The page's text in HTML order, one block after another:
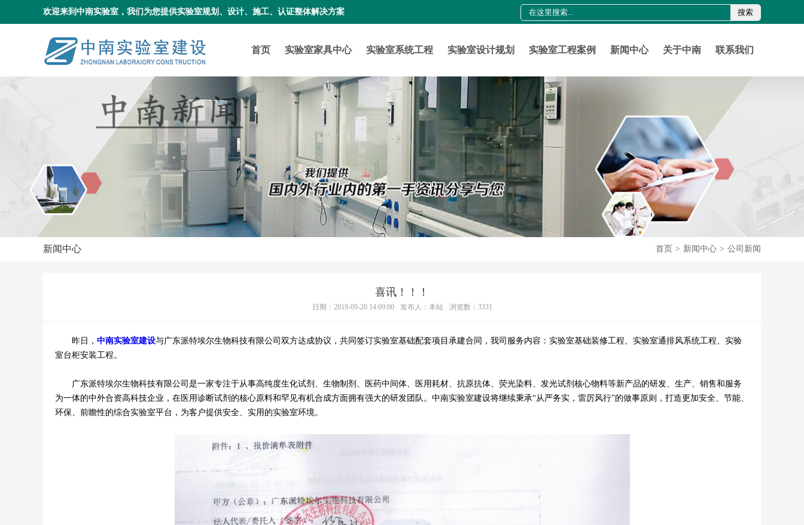
欢迎来到中南实验室，我们为您提供实验室规划、设计、施工、认证整体解决方案 搜索
首页 实验室家具中心 实验室系统工程 实验室设计规划 实验室工程案例 新闻中心 关于中南 联系我们
新闻中心 首页 > 新闻中心 > 公司新闻
喜讯！！！
日期：2019-09-20 14:09:00 发布人：本站 浏览数：3331
昨日， 中南实验室建设与广东派特埃尔生物科技有限公司双方达成协议，共同签订实验室基础配套项目承建合同，我司服务内容：实验室基础装修工程、实验室通排风系统工程、实验
室台柜安装工程。
广东派特埃尔生物科技有限公司是一家专注于从事高纯度生化试剂、生物制剂、医药中间体、医用耗材、抗原抗体、荧光染料、发光试剂核心物料等新产品的研发、生产、销售和服务
为一体的中外合资高科技企业，在医用诊断试剂的核心原料和罕见有机合成方面拥有强大的研发团队。中南实验室建设将继续秉承“从严务实，雷厉风行”的做事原则，打造更加安全、节能、
环保、前瞻性的综合实验室平台，为客户提供安全、实用的实验室环境。